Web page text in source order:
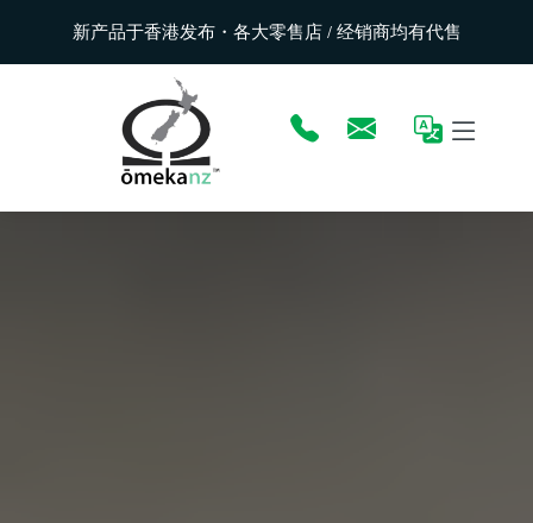
新产品于香港发布・各大零售店 / 经销商均有代售